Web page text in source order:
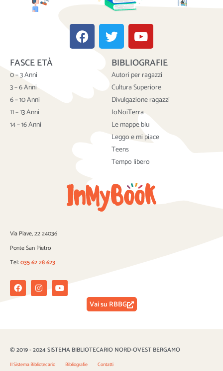
F
a
c
T
w
i
t
t
e
r
Y
o
u
t
u
b
e
FASCE ETÀ
0 – 3 Anni
3 – 6 Anni
6 – 10 Anni
11 – 13 Anni
14 – 16 Anni
BIBLIOGRAFIE
Autori per ragazzi
Cultura Superiore
Divulgazione ragazzi
IoNoiTerra
Le mappe blu
Leggo e mi piace
Teens
Tempo libero
Via Piave, 22 24036
Ponte San Pietro
Tel:035 62 28 623
FacebookInstagramYoutube
Vai su RBBG
© 2019 - 2024 SISTEMA BIBLIOTECARIO NORD-OVEST BERGAMO
Il Sistema Bibliotecario Bibliografie Contatti